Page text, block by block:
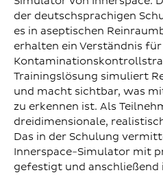
der deutschsprachigen
es in aseptischen
erhalten ein Verständnis für
Trainingslösung simuliert
und macht sichtbar, was
zu erkennen ist. Als
dreidimensionale,
Das in der Schulung
Innerspace-Simulator mit
gefestigt und